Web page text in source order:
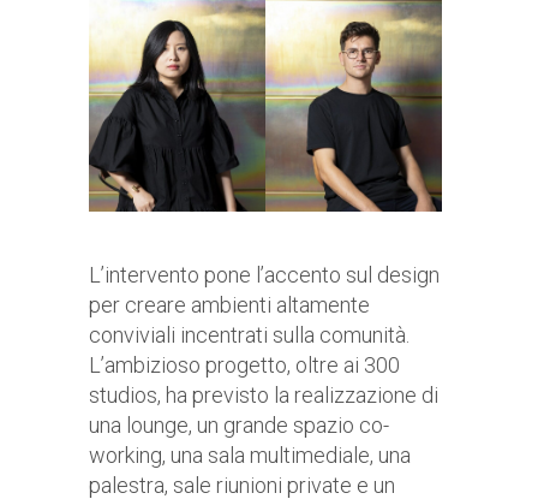
L’intervento pone l’accento sul design
per creare ambienti altamente
conviviali incentrati sulla comunità.
L’ambizioso progetto, oltre ai 300
studios, ha previsto la realizzazione di
una lounge, un grande spazio co-
working, una sala multimediale, una
palestra, sale riunioni private e un